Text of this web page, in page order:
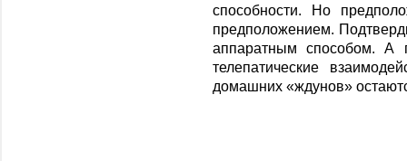
способности. Но
предположением.
аппаратным способом. А
телепатические
домашних «ждунов»